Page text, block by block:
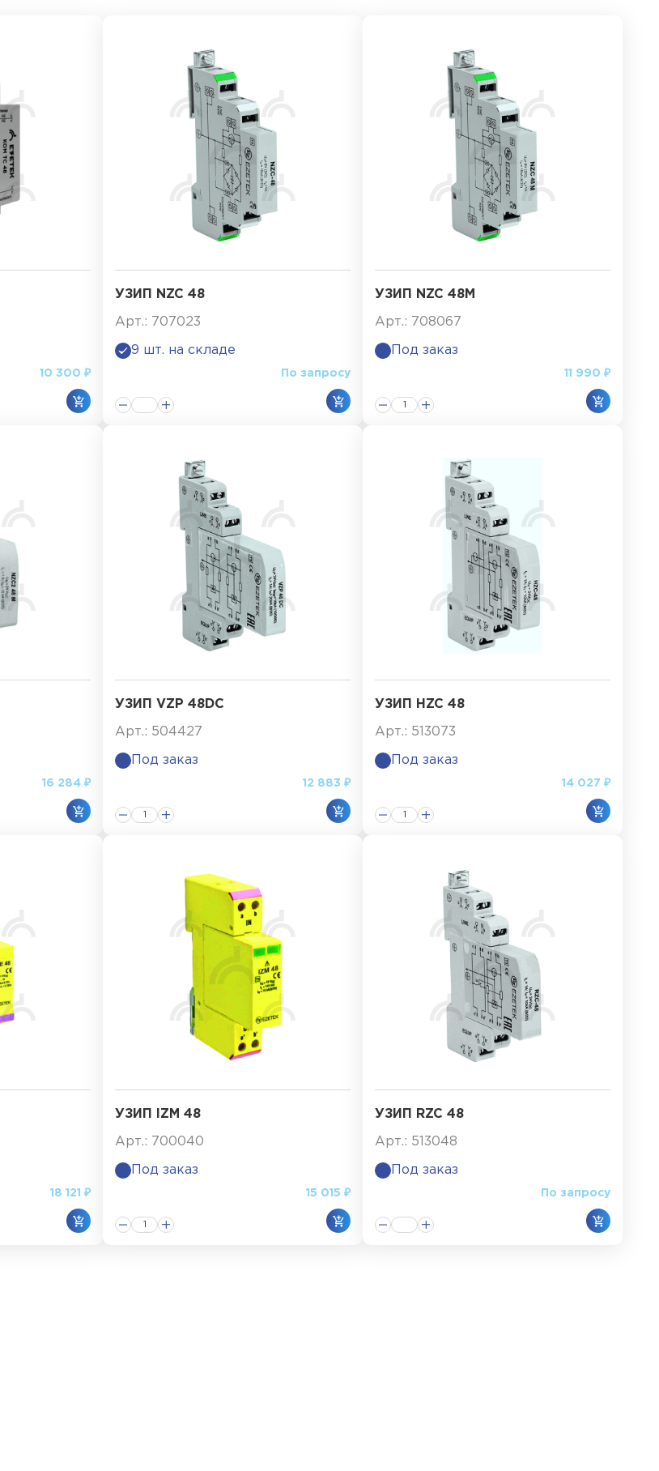
10 300 ₽
УЗИП NZC 48
Арт.: 707023
9 шт. на складе
По запросу
УЗИП NZC 48M
Арт.: 708067
Под заказ
11 990 ₽
16 284 ₽
УЗИП VZP 48DC
Арт.: 504427
Под заказ
12 883 ₽
УЗИП HZC 48
Арт.: 513073
Под заказ
14 027 ₽
18 121 ₽
УЗИП IZM 48
Арт.: 700040
Под заказ
15 015 ₽
УЗИП RZC 48
Арт.: 513048
Под заказ
По запросу